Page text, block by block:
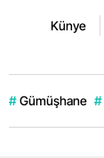
Künye
# Gümüşhane #